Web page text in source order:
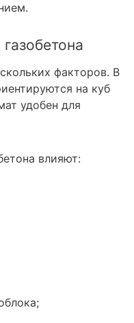
факторов. В
на куб
удобен для
влияют: